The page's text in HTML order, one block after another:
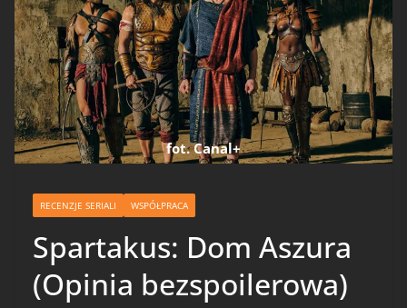
fot. Canal+
RECENZJE SERIALI WSPÓŁPRACA
Spartakus: Dom Aszura
(Opinia bezspoilerowa)